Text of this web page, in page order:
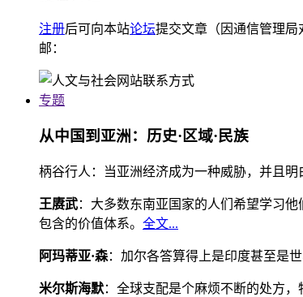
注册后可向本站论坛提交文章（因通信管理
邮：
专题
从中国到亚洲：历史·区域·民族
柄谷行人：当亚洲经济成为一种威胁，并且
王赓武：大多数东南亚国家的人们希望学习
包含的价值体系。 全文...
阿玛蒂亚·森：加尔各答算得上是印度甚至是
米尔斯海默：全球支配是个麻烦不断的处方